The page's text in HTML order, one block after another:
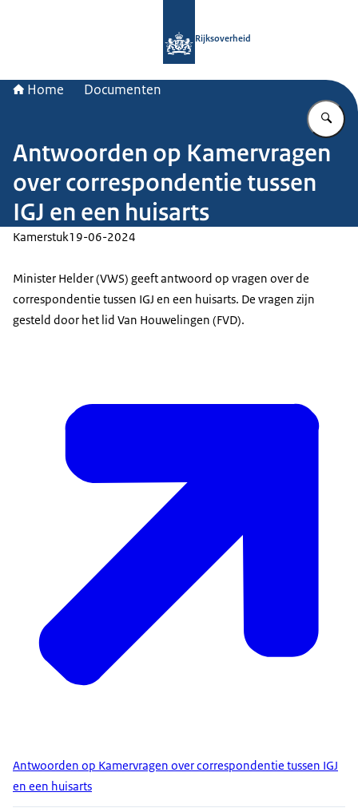
Rijksoverheid
Home Documenten
Antwoorden op Kamervragen
over correspondentie tussen
IGJ en een huisarts
Kamerstuk19-06-2024
Minister Helder (VWS) geeft antwoord op vragen over de
correspondentie tussen IGJ en een huisarts. De vragen zijn
gesteld door het lid Van Houwelingen (FVD).
Antwoorden op Kamervragen over correspondentie tussen IGJ
en een huisarts